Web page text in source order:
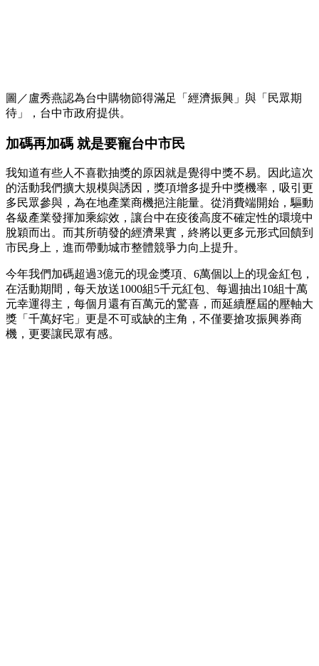
圖／盧秀燕認為台中購物節得滿足「經濟振興」與「民眾期
待」，台中市政府提供。
加碼再加碼 就是要寵台中市民
我知道有些人不喜歡抽獎的原因就是覺得中獎不易。因此這次
的活動我們擴大規模與誘因，獎項增多提升中獎機率，吸引更
多民眾參與，為在地產業商機挹注能量。從消費端開始，驅動
各級產業發揮加乘綜效，讓台中在疫後高度不確定性的環境中
脫穎而出。而其所萌發的經濟果實，終將以更多元形式回饋到
市民身上，進而帶動城市整體競爭力向上提升。
今年我們加碼超過3億元的現金獎項、6萬個以上的現金紅包，
在活動期間，每天放送1000組5千元紅包、每週抽出10組十萬
元幸運得主，每個月還有百萬元的驚喜，而延續歷屆的壓軸大
獎「千萬好宅」更是不可或缺的主角，不僅要搶攻振興券商
機，更要讓民眾有感。